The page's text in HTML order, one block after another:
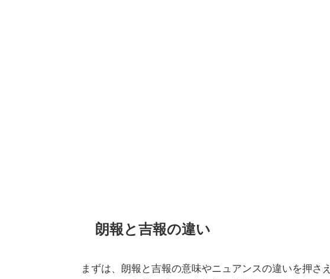
朗報と吉報の違い
まずは、朗報と吉報の意味やニュアンスの違いを押さ